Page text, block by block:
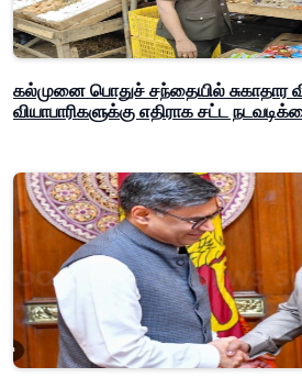
கல்முனை பொதுச் சந்தையில் சுகாதார
வியாபாரிகளுக்கு எதிராக சட்ட